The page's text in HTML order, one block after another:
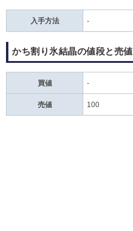
入手方法 -
かち割り氷結晶の値段と売値
買値 ‐
売値 100